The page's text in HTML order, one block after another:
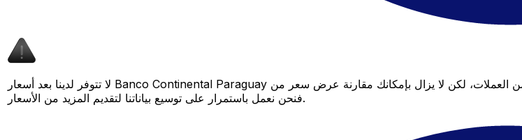
لا تتوفر لدينا بعد أسعار Banco Continental Paraguay لهذا الزوج من العملات، لكن لا يزال بإمكانك مقارنة عرض سعر من Banco Continental Paraguay بسعر Xe المباشر لمعرفة التوفير المحتمل. عد لاحقًا،
فنحن نعمل باستمرار على توسيع بياناتنا لتقديم المزيد من الأسعار.